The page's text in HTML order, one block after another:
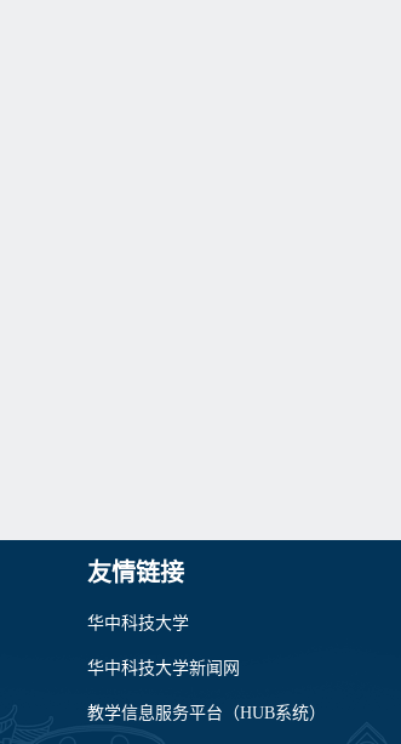
友情链接
华中科技大学
华中科技大学新闻网
教学信息服务平台（HUB系统）